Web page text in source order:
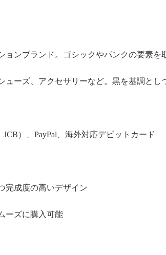
ョンブランド。ゴシックやパンクの要素を
ューズ、アクセサリーなど。黒を基調と
）、PayPal、海外対応デビットカード
完成度の高いデザイン
ーズに購入可能